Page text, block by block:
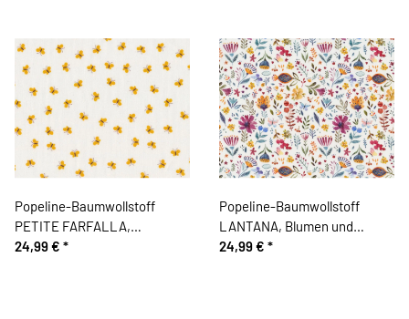
Popeline-Baumwollstoff
PETITE FARFALLA,
Schmetterlinge, gelb
24,99 € *
Popeline-Baumwollstoff
LANTANA, Blumen und
Beeren, bunt
24,99 € *